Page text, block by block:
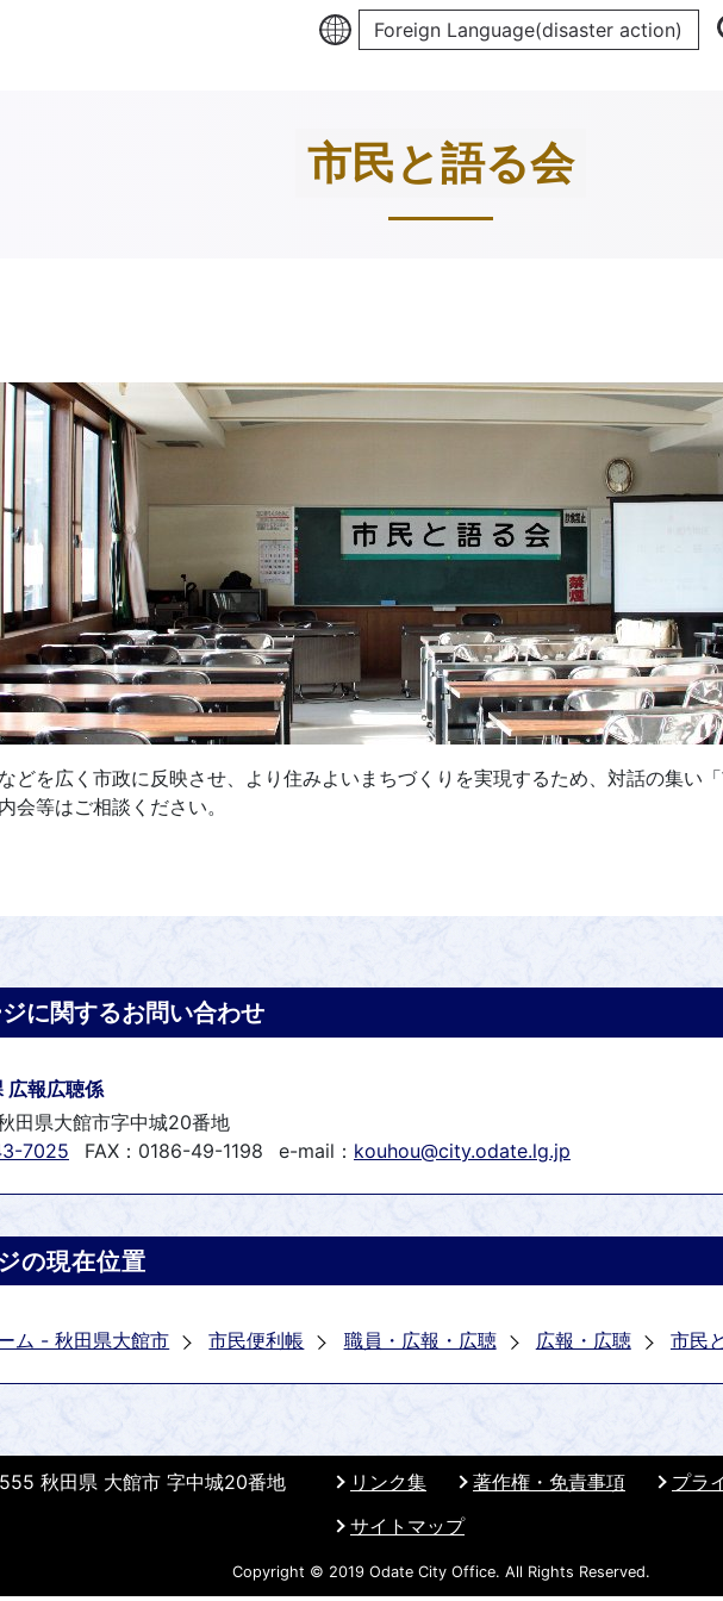
Foreign Language(disaster action)
市民と語る会
どを広く市政に反映させ、より住みよいまちづくりを実現するため、対話の集い「
会等はご相談ください。
に関するお問い合わせ
広報広聴係
田県大館市字中城20番地
7025 FAX：0186-49-1198 e-mail： kouhou@city.odate.lg.jp
の現在位置
ム - 秋田県大館市 市民便利帳 職員・広報・広聴 広報・広聴 市民
リンク集 著作権・免責事項 プラ
サイトマップ
秋田県 大館市 字中城20番地
Copyright © 2019 Odate City Office. All Rights Reserved.